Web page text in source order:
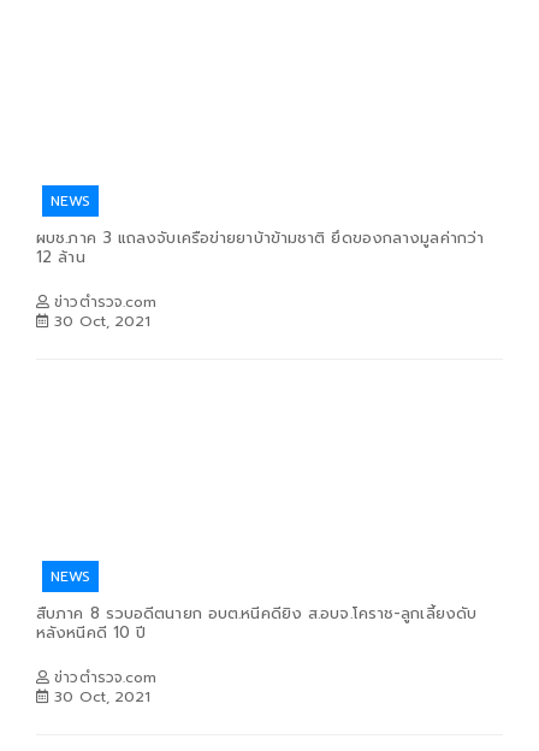
NEWS
ผบช.ภาค 3 แถลงจับเครือข่ายยาบ้าข้ามชาติ ยึดของกลางมูลค่ากว่า
12 ล้าน
ข่าวตำรวจ.com
30 Oct, 2021
NEWS
สืบภาค 8 รวบอดีตนายก อบต.หนีคดียิง ส.อบจ.โคราช-ลูกเลี้ยงดับ
หลังหนีคดี 10 ปี
ข่าวตำรวจ.com
30 Oct, 2021